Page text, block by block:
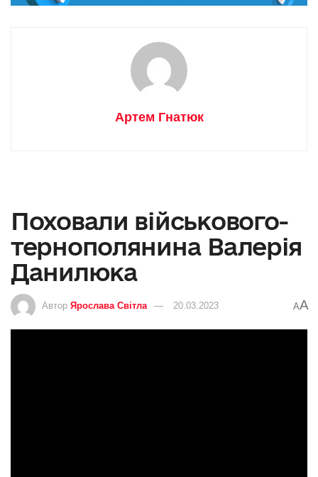
Артем Гнатюк
Поховали військового-
тернополянина Валерія
Данилюка
Автор Ярослава Світла 20.03.2023 AA